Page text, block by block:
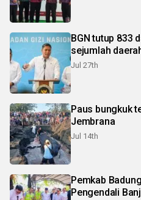
BGN tutup 833
sejumlah
Jul 27th
Paus bungkuk
Jembrana
Jul 14th
Pemkab
Pengendali